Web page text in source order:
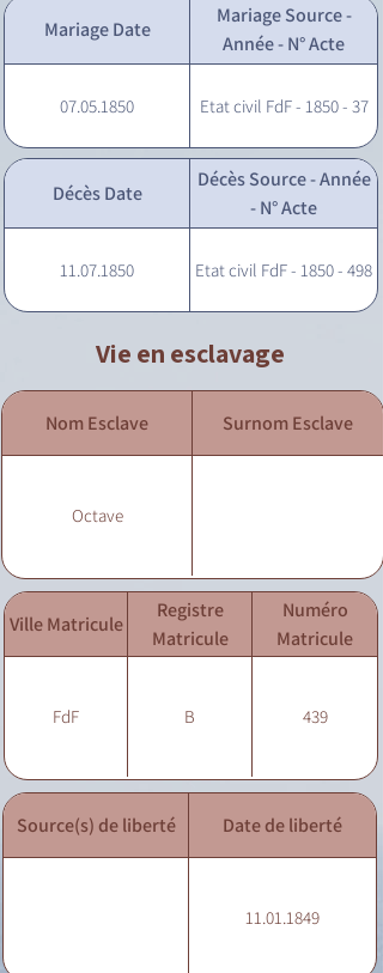
Mariage Date
Mariage Source -
Année - N° Acte
07.05.1850 Etat civil FdF - 1850 - 37
Décès Date
Décès Source - Année
- N° Acte
11.07.1850 Etat civil FdF - 1850 - 498
Vie en esclavage
Nom Esclave Surnom Esclave
Octave
Ville Matricule
Registre
Matricule
Numéro
Matricule
FdF B 439
Source(s) de liberté Date de liberté
11.01.1849